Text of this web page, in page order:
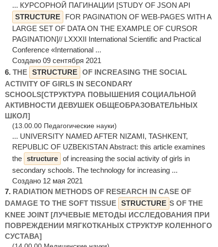
... КУРСОРНОЙ ПАГИНАЦИИ [STUDY OF JSON API
STRUCTURE
FOR PAGINATION OF WEB-PAGES WITH A
LARGE SET OF DATA ON THE EXAMPLE OF CURSOR
PAGINATION]// LXXXII International Scientific and Practical
Conference «International ...
Создано 09 сентября 2021
6. THE STRUCTURE OF INCREASING THE SOCIAL
ACTIVITY OF GIRLS IN SECONDARY
SCHOOLS[СТРУКТУРА ПОВЫШЕНИЯ СОЦИАЛЬНОЙ
АКТИВНОСТИ ДЕВУШЕК ОБЩЕОБРАЗОВАТЕЛЬНЫХ
ШКОЛ]
(13.00.00 Педагогические науки)
... UNIVERSITY NAMED AFTER NIZAMI, TASHKENT,
REPUBLIC OF UZBEKISTAN Abstract: this article examines
the structure of increasing the social activity of girls in
secondary schools. The technology for increasing ...
Создано 12 мая 2021
7. RADIATION METHODS OF RESEARCH IN CASE OF
DAMAGE TO THE SOFT TISSUE STRUCTURE S OF THE
KNEE JOINT [ЛУЧЕВЫЕ МЕТОДЫ ИССЛЕДОВАНИЯ ПРИ
ПОВРЕЖДЕНИИ МЯГКОТКАНЫХ СТРУКТУР КОЛЕННОГО
СУСТАВА]